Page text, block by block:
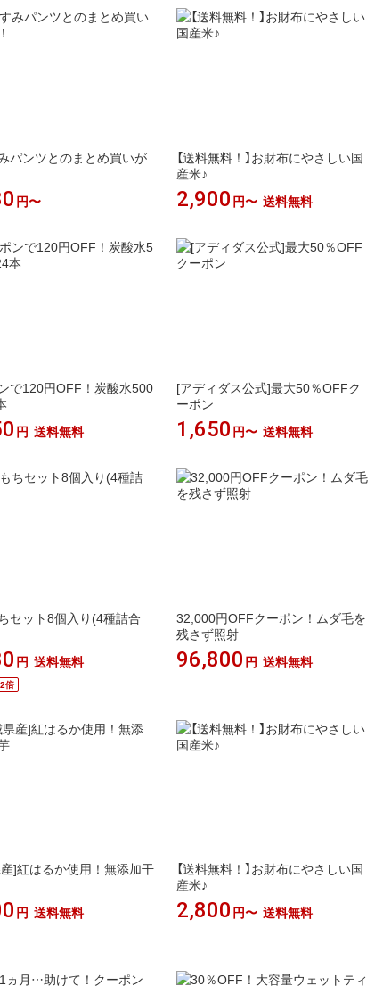
パンツとのまとめ買いが
円〜
【送料無料！】お財布にやさしい国
産米♪
2,900 円〜 送料無料
で120円OFF！炭酸水500
円 送料無料
[アディダス公式]最大50％OFFク
ーポン
1,650 円〜 送料無料
セット8個入り(4種詰合
円 送料無料
倍
32,000円OFFクーポン！ムダ毛を
残さず照射
96,800 円 送料無料
]紅はるか使用！無添加干
円 送料無料
【送料無料！】お財布にやさしい国
産米♪
2,800 円〜 送料無料